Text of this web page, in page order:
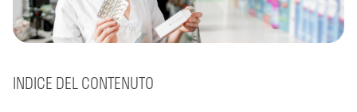
INDICE DEL CONTENUTO